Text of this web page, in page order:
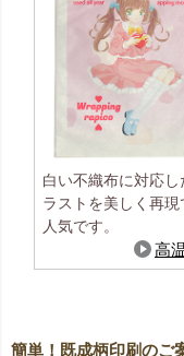
白い不織布に対応
ラストを美しく再
人気です。
高
簡単！既成柄印刷のご